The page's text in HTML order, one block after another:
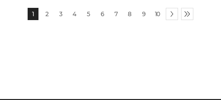
1 2 3 4 5 6 7 8 9 10 다음